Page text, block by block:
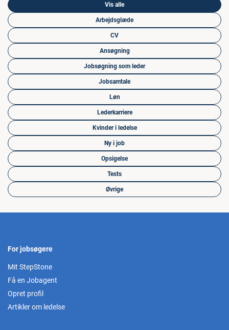
Vis alle
Arbejdsglæde
CV
Ansøgning
Jobsøgning som leder
Jobsamtale
Løn
Lederkarriere
Kvinder i ledelse
Ny i job
Opsigelse
Tests
Øvrige
For jobsøgere
Mit StepStone
Få en Jobagent
Opret profil
Artikler om ledelse